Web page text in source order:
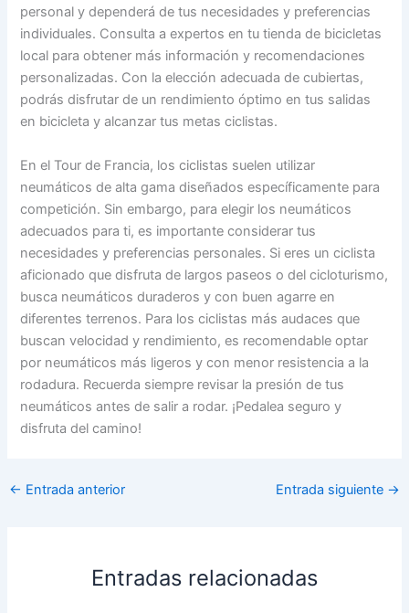
personal y dependerá de tus necesidades y preferencias
individuales. Consulta a expertos en tu tienda de bicicletas
local para obtener más información y recomendaciones
personalizadas. Con la elección adecuada de cubiertas,
podrás disfrutar de un rendimiento óptimo en tus salidas
en bicicleta y alcanzar tus metas ciclistas.
En el Tour de Francia, los ciclistas suelen utilizar
neumáticos de alta gama diseñados específicamente para
competición. Sin embargo, para elegir los neumáticos
adecuados para ti, es importante considerar tus
necesidades y preferencias personales. Si eres un ciclista
aficionado que disfruta de largos paseos o del cicloturismo,
busca neumáticos duraderos y con buen agarre en
diferentes terrenos. Para los ciclistas más audaces que
buscan velocidad y rendimiento, es recomendable optar
por neumáticos más ligeros y con menor resistencia a la
rodadura. Recuerda siempre revisar la presión de tus
neumáticos antes de salir a rodar. ¡Pedalea seguro y
disfruta del camino!
← Entrada anterior Entrada siguiente →
Entradas relacionadas